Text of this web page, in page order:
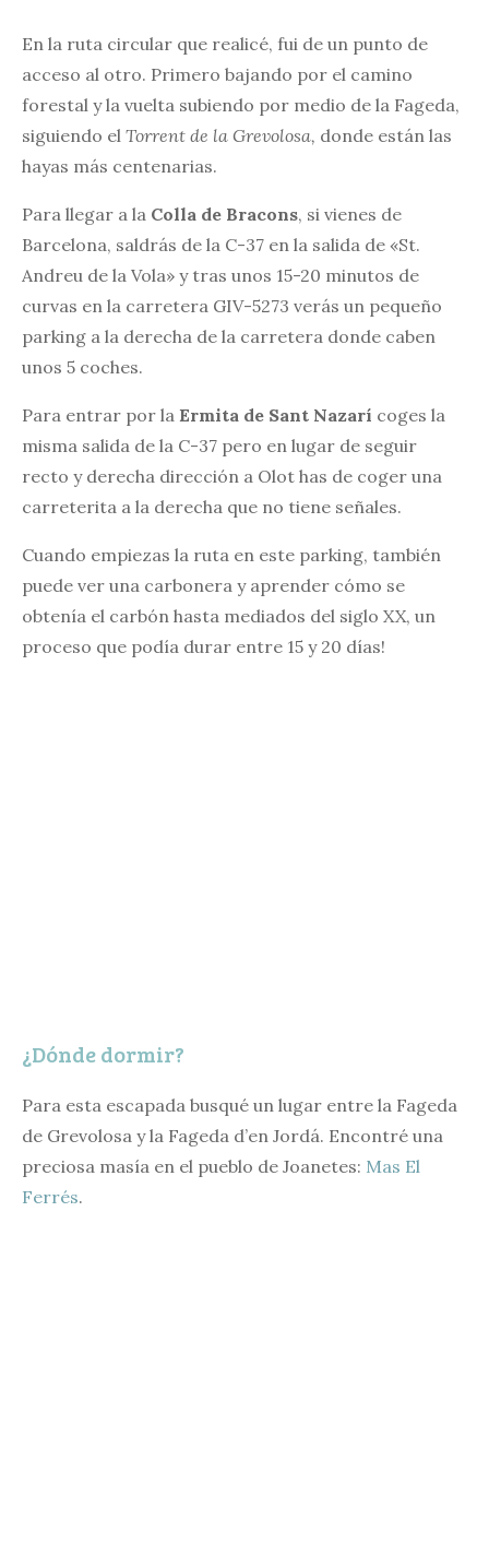
En la ruta circular que realicé, fui de un punto de
acceso al otro. Primero bajando por el camino
forestal y la vuelta subiendo por medio de la Fageda,
siguiendo el Torrent de la Grevolosa, donde están las
hayas más centenarias.
Para llegar a la Colla de Bracons, si vienes de
Barcelona, saldrás de la C-37 en la salida de «St.
Andreu de la Vola» y tras unos 15-20 minutos de
curvas en la carretera GIV-5273 verás un pequeño
parking a la derecha de la carretera donde caben
unos 5 coches.
Para entrar por la Ermita de Sant Nazarí coges la
misma salida de la C-37 pero en lugar de seguir
recto y derecha dirección a Olot has de coger una
carreterita a la derecha que no tiene señales.
Cuando empiezas la ruta en este parking, también
puede ver una carbonera y aprender cómo se
obtenía el carbón hasta mediados del siglo XX, un
proceso que podía durar entre 15 y 20 días!
¿Dónde dormir?
Para esta escapada busqué un lugar entre la Fageda
de Grevolosa y la Fageda d’en Jordá. Encontré una
preciosa masía en el pueblo de Joanetes: Mas El
Ferrés.